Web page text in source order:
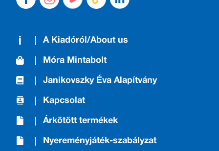
A Kiadóról/About us
Móra Mintabolt
Janikovszky Éva Alapítvány
Kapcsolat
Árkötött termékek
Nyereményjáték-szabályzat